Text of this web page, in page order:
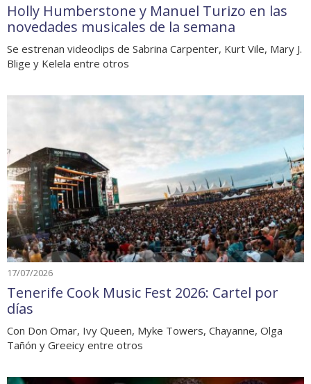
Holly Humberstone y Manuel Turizo en las
novedades musicales de la semana
Se estrenan videoclips de Sabrina Carpenter, Kurt Vile, Mary J.
Blige y Kelela entre otros
17/07/2026
Tenerife Cook Music Fest 2026: Cartel por
días
Con Don Omar, Ivy Queen, Myke Towers, Chayanne, Olga
Tañón y Greeicy entre otros